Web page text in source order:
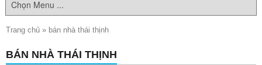
Trang chủ » bán nhà thái thịnh
BÁN NHÀ THÁI THỊNH